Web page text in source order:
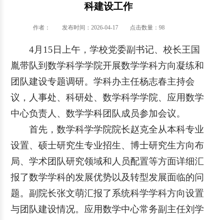
科建设工作
作者： 发布时间：2026-04-17 点击数量： 98
4月15日上午，学校党委副书记、校长王国
胤带队到数学科学学院开展数学学科方向凝练和
团队建设专题调研。学科办主任杨志春主持会
议，人事处、科研处、数学科学学院、应用数学
中心负责人、数学学科团队成员参加会议。
首先，数学科学学院院长赵克全从本科专业
设置、硕士研究生专业招生、博士研究生方向布
局、学术团队研究领域和人员配置等方面详细汇
报了数学学科的发展优势以及转型发展面临的问
题。副院长张文萌汇报了系统科学学科方向设置
与团队建设情况。应用数学中心常务副主任刘学